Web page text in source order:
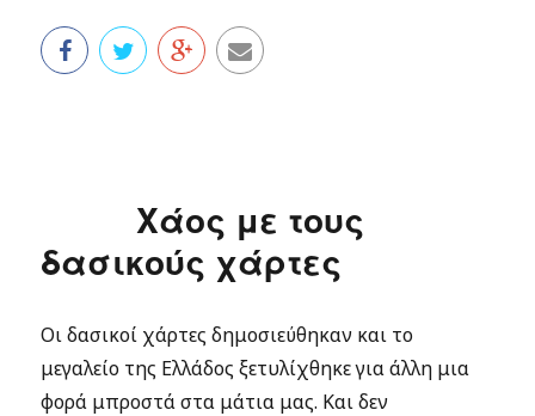
Χάος με τους
δασικούς χάρτες
Οι δασικοί χάρτες δημοσιεύθηκαν και το
μεγαλείο της Ελλάδος ξετυλίχθηκε για άλλη μια
φορά μπροστά στα μάτια μας. Και δεν